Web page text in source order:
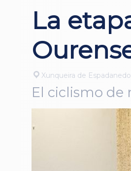
La
Xunqueira de Espadanedo
El ciclismo de